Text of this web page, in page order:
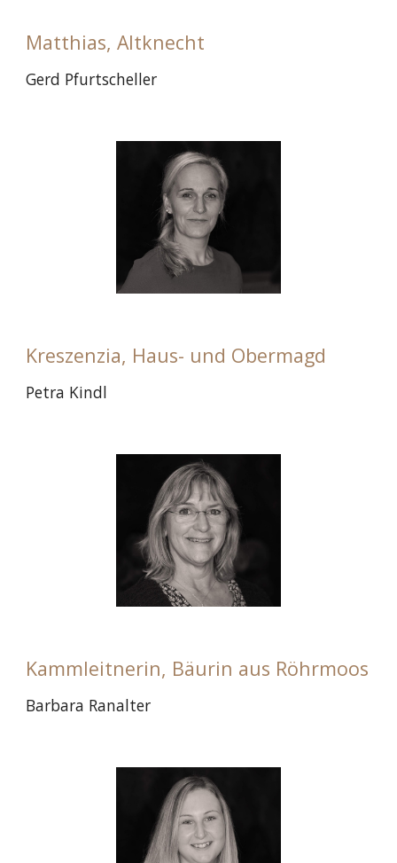
Matthias, Altknecht
Gerd Pfurtscheller
Kreszenzia, Haus- und Obermagd
Petra Kindl
Kammleitnerin, Bäurin aus Röhrmoos
Barbara Ranalter